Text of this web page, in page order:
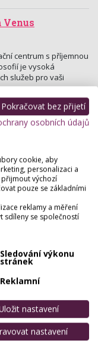
Venus
centrum s příjemnou
je vysoká
služeb pro vaši
již od roku 1993.
úrovni v
se značkovými UV…
upravené nehty,
Pokračovat bez přijetí
osobních údajů
cookie, aby
personalizaci a
přijmout výchozí
pouze se základními
reklamy a měření
sdíleny se společností
Sledování výkonu
stránek
Reklamní
nastavení
nastavení